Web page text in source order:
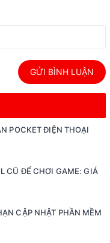
GỬI BÌNH LUẬN
POCKET ĐIỆN THOẠI
CŨ ĐỂ CHƠI GAME: GIÁ
CẬP NHẬT PHẦN MỀM